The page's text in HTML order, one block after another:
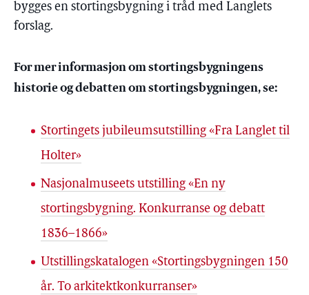
bygges en stortingsbygning i tråd med Langlets
forslag.
For mer informasjon om stortingsbygningens
historie og debatten om stortingsbygningen, se:
Stortingets jubileumsutstilling «Fra Langlet til
Holter»
Nasjonalmuseets utstilling «En ny
stortingsbygning. Konkurranse og debatt
1836–1866»
Utstillingskatalogen «Stortingsbygningen 150
år. To arkitektkonkurranser»